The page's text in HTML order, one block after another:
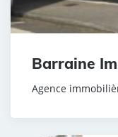
Barraine
Agence